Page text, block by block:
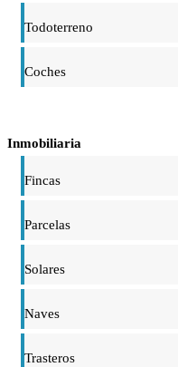
Todoterreno
Coches
Inmobiliaria
Fincas
Parcelas
Solares
Naves
Trasteros